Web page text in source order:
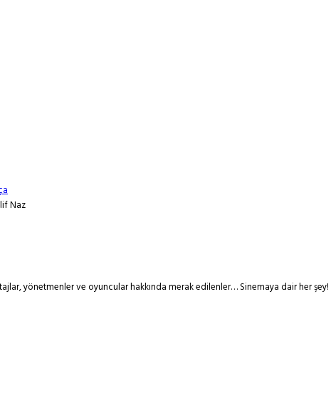
Naz
yönetmenler ve oyuncular hakkında merak edilenler… Sinemaya dair her şey!